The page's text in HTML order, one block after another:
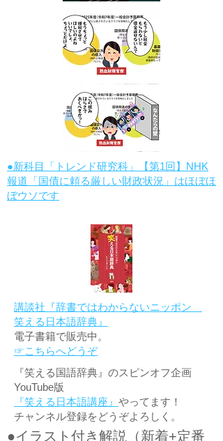
●新科目「トレンド研究科」【第1回】NHK
報道「国債に頼る厳しい財政状況」はほぼほ
ぼウソです
講談社『辞書ではわからないニッポン
笑える日本語辞典』
電子書籍で販売中。
☞こちらへどうぞ
『笑える国語辞典』のスピンオフ企画
YouTube版
『笑える日本語講座』 やってます！
チャンネル登録をどうぞよろしく。
●イラスト付き解説（新着+定番